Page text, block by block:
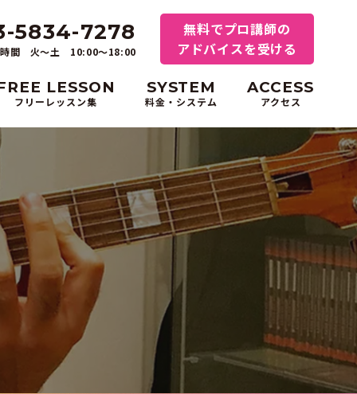
5834-7278
時間 火～土 10:00〜18:00
無料でプロ講師の
アドバイスを受ける
LESSON
フリーレッスン集
SYSTEM
料金・システム
ACCESS
アクセス